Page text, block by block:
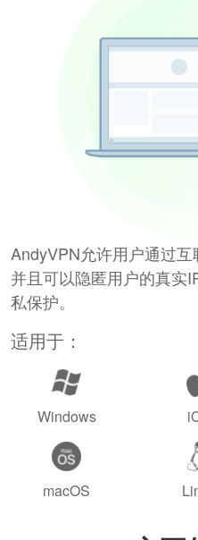
AndyVPN允许用户通过互
并且可以隐匿用户的真实
私保护。
适用于：
Windows
macOS